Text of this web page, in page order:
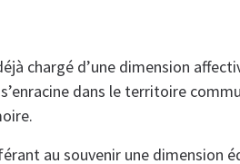
chargé d’une dimension
dans le territoire
au souvenir une dimension